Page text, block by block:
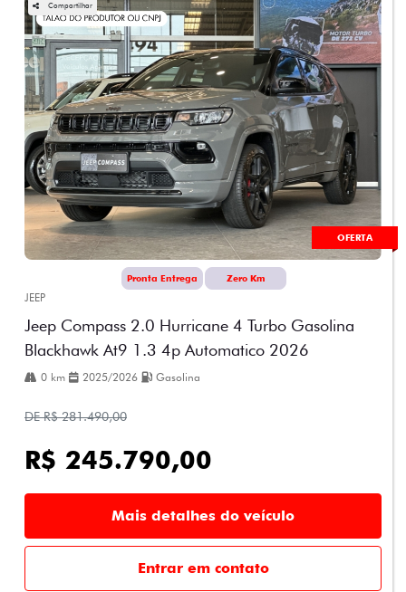
OFERTA
Compartilhar
Pronta Entrega Zero Km
JEEP
Jeep Compass 2.0 Hurricane 4 Turbo Gasolina
Blackhawk At9 1.3 4p Automatico 2026
0 km 2025/2026 Gasolina
DE R$ 281.490,00
R$ 245.790,00
Mais detalhes do veículo
Entrar em contato